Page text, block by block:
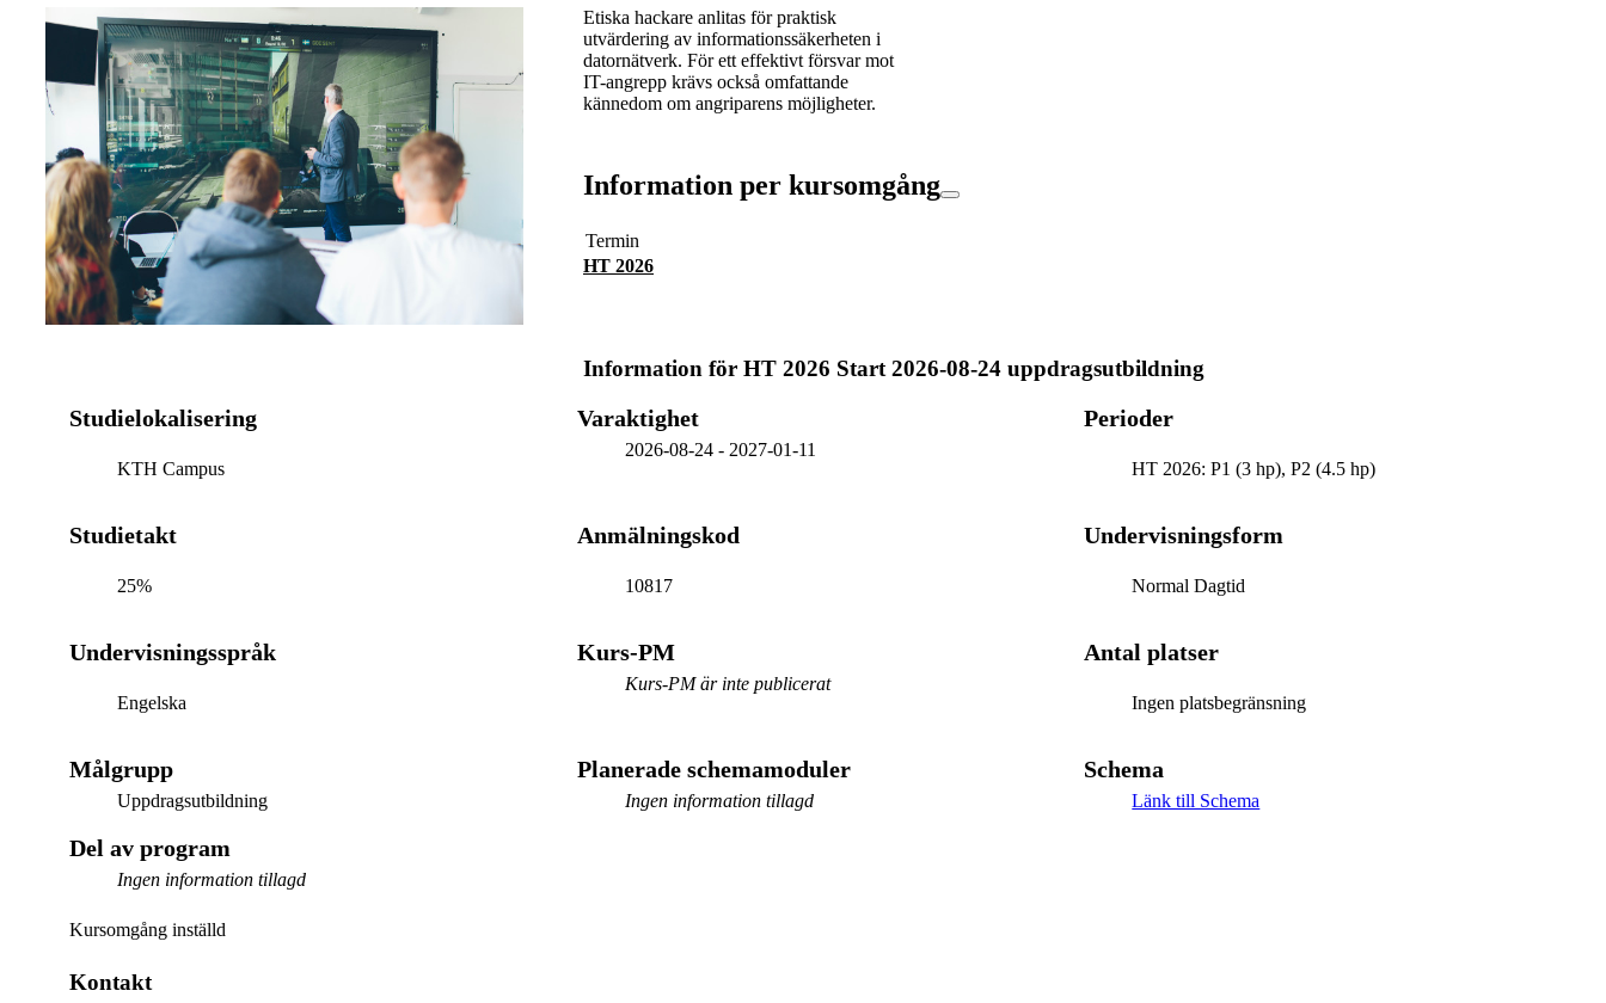
Etiska hackare anlitas för praktisk
utvärdering av informationssäkerheten i
datornätverk. För ett effektivt försvar mot
IT-angrepp krävs också omfattande
kännedom om angriparens möjligheter.
Information per kursomgång
Termin
HT 2026
Information för HT 2026 Start 2026-08-24 uppdragsutbildning
Studielokalisering
KTH Campus
Varaktighet
2026-08-24- 2027-01-11
Perioder
HT 2026: P1 (3 hp), P2 (4.5 hp)
Studietakt
25%
Anmälningskod
10817
Undervisningsform
Normal Dagtid
Undervisningsspråk
Engelska
Kurs-PM
Kurs-PM är inte publicerat
Antal platser
Ingen platsbegränsning
Målgrupp
Uppdragsutbildning
Planerade schemamoduler
Ingen information tillagd
Schema
Länk till Schema
Del av program
Ingen information tillagd
Kursomgång inställd
Kontakt